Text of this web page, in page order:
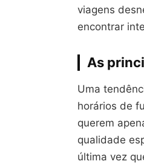
viagens
encontrar
As
Uma
horários de
querem
qualidade
última vez